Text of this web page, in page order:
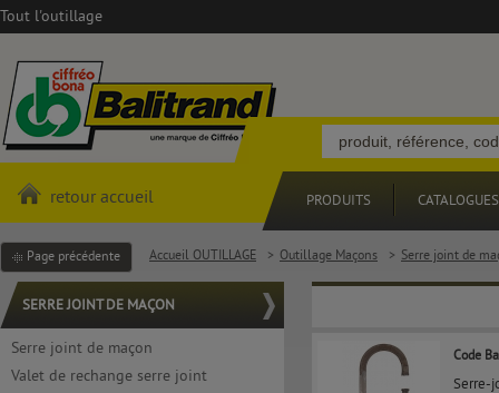
Tout l'outillage
retour accueil PRODUITS CATALOGUES
Page précédente Accueil OUTILLAGE > Outillage Maçons > Serre joint de
SERRE JOINT DE MAÇON
Serre joint de maçon
Valet de rechange serre joint
Code
Serre-